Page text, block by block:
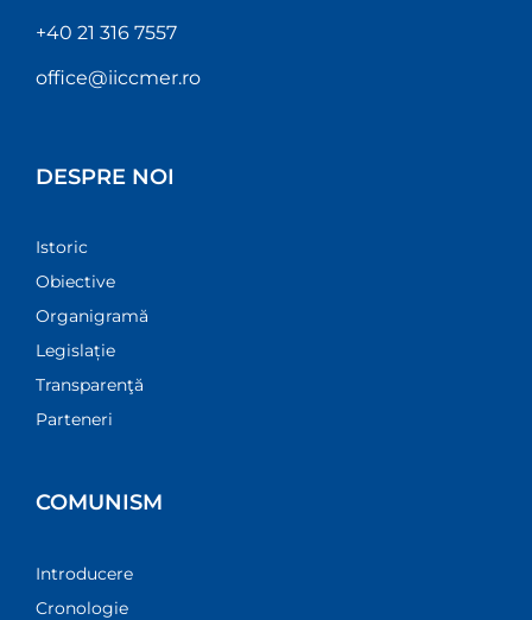
+40 21 316 7557
office@iiccmer.ro
DESPRE NOI
Istoric
Obiective
Organigramă
Legislație
Transparenţă
Parteneri
COMUNISM
Introducere
Cronologie